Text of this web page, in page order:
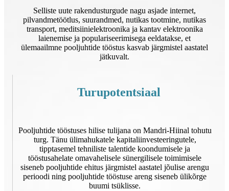
Selliste uute rakendusturgude nagu asjade internet,
pilvandmetöötlus, suurandmed, nutikas tootmine, nutikas
transport, meditsiinielektroonika ja kantav elektroonika
laienemise ja populariseerimisega eeldatakse, et
ülemaailmne pooljuhtide tööstus kasvab järgmistel aastatel
jätkuvalt.
Turupotentsiaal
Pooljuhtide tööstuses hilise tulijana on Mandri-Hiinal tohutu
turg. Tänu ülimahukatele kapitaliinvesteeringutele,
tipptasemel tehniliste talentide koondumisele ja
tööstusahelate omavahelisele sünergilisele toimimisele
siseneb pooljuhtide ehitus järgmistel aastatel jõulise arengu
perioodi ning pooljuhtide tööstuse areng siseneb ülikõrge
buumi tsüklisse.